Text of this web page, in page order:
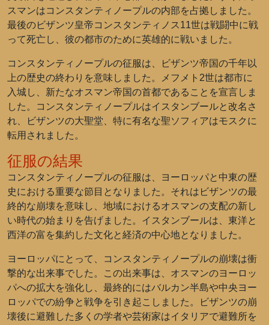
スマンはコンスタンティノープルの内部を占拠しました。
最後のビザンツ皇帝コンスタンティノス11世は戦闘中に戦
って死亡し、彼の都市のために英雄的に戦いました。
コンスタンティノープルの征服は、ビザンツ帝国の千年以
上の歴史の終わりを意味しました。メフメト2世は都市に
入城し、新たなオスマン帝国の首都であることを宣言しま
した。コンスタンティノープルはイスタンブールと改名さ
れ、ビザンツの大聖堂、特に有名な聖ソフィアはモスクに
転用されました。
征服の結果
コンスタンティノープルの征服は、ヨーロッパと中東の歴
史における重要な節目となりました。それはビザンツの最
終的な崩壊を意味し、地域におけるオスマンの支配の新し
い時代の始まりを告げました。イスタンブールは、東洋と
西洋の富を集約した文化と経済の中心地となりました。
ヨーロッパにとって、コンスタンティノープルの崩壊は衝
撃的な出来事でした。この出来事は、オスマンのヨーロッ
パへの拡大を強化し、最終的にはバルカン半島や中央ヨー
ロッパでの紛争と戦争を引き起こしました。ビザンツの崩
壊後に避難した多くの学者や芸術家はイタリアで避難所を